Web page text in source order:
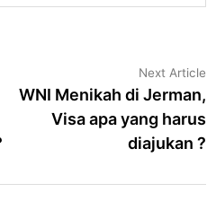
Next Article
WNI Menikah di Jerman,
Visa apa yang harus
diajukan ?